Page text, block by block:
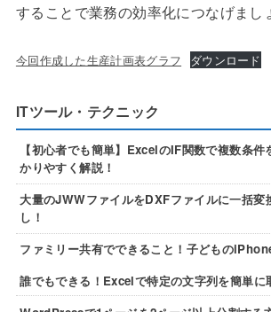
することで業務の効率化につなげまし
今回作成した生産計画表グラフ ダウンロード
ITツール・テクニック
【初心者でも簡単】ExcelのIF関数で複数条件
かりやすく解説！
大量のJWWファイルをDXFファイルに一括変
し！
ファミリー共有でできること！子どもの
誰でもできる！Excelで特定の文字列を簡単に